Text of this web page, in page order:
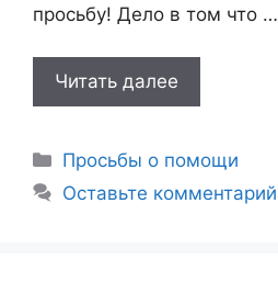
просьбу! Дело в том что …
Читать далее
Рубрики
Просьбы о помощи
Оставьте комментарий